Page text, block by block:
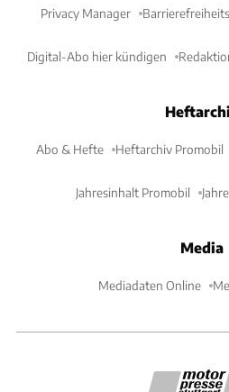
Privacy Manager
Digital-Abo hier kündigen
Abo & Hefte Heftarchiv Promobil
Jahresinhalt Promobil
Media
Mediadaten Online